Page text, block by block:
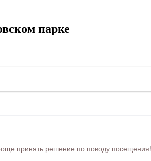
парке
принять решение по поводу посещения!